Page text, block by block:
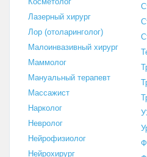
Лазерный хирург
Лор (отоларинголог)
Малоинвазивный хирург
Маммолог
Мануальный терапевт
Массажист
Нарколог
Невролог
Нейрофизиолог
Нейрохирург